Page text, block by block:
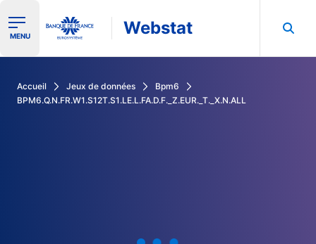
Ouvrir le menu de navigation
MENU Webstat
Accueil Jeux de données
Bpm6
BPM6.Q.N.FR.W1.S12T.S1.LE.L.FA.D.F._Z.EUR._T._X.N.ALL